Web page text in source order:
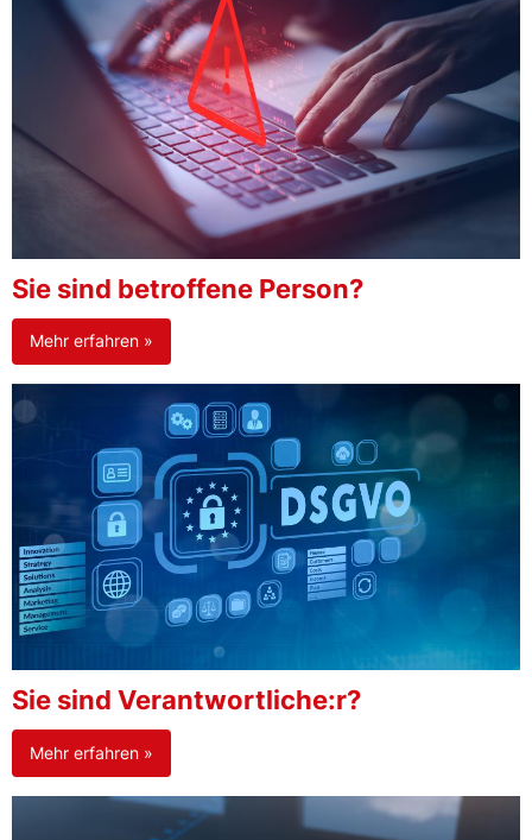
Sie sind betroffene Person?
Mehr erfahren »
Sie sind Verantwortliche:r?
Mehr erfahren »